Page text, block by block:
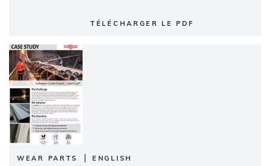
TÉLÉCHARGER LE PDF
WEAR PARTS | ENGLISH